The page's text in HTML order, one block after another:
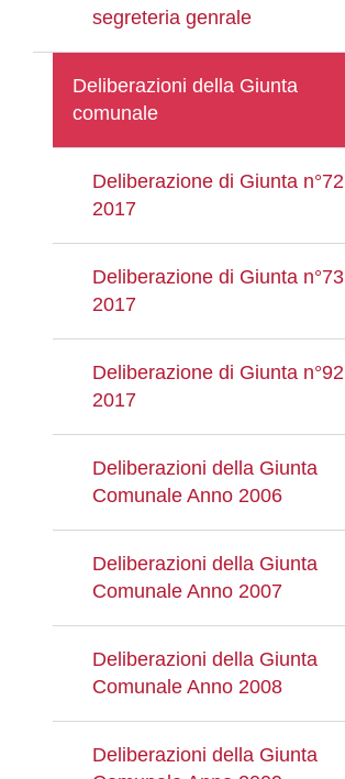
segreteria genrale
Deliberazioni della Giunta
comunale
Deliberazione di Giunta n°72
2017
Deliberazione di Giunta n°73
2017
Deliberazione di Giunta n°92
2017
Deliberazioni della Giunta
Comunale Anno 2006
Deliberazioni della Giunta
Comunale Anno 2007
Deliberazioni della Giunta
Comunale Anno 2008
Deliberazioni della Giunta